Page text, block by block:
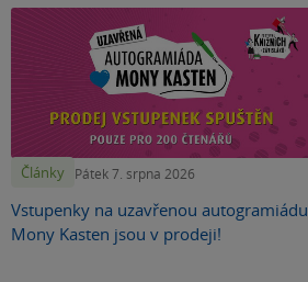
Články Pátek 7. srpna 2026
Vstupenky na uzavřenou autogramiádu
Mony Kasten jsou v prodeji!